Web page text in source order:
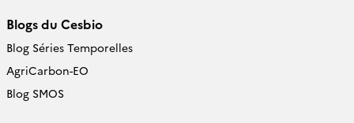
Blogs du Cesbio
Blog Séries Temporelles
AgriCarbon-EO
Blog SMOS